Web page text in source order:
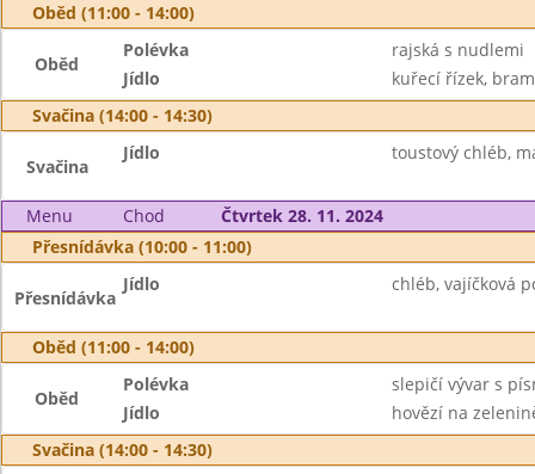
Oběd (11:00 - 14:00)
Oběd
Polévka
rajská s nudlemi
Jídlo
kuřecí řízek,
Svačina (14:00 - 14:30)
Svačina
Jídlo toustový chléb,
Menu Chod
Čtvrtek 28. 11. 2024
Přesnídávka (10:00 - 11:00)
Přesnídávka
Jídlo chléb, vajíčková
Oběd (11:00 - 14:00)
Oběd
Polévka
slepičí vývar s
Jídlo
hovězí na
Svačina (14:00 - 14:30)